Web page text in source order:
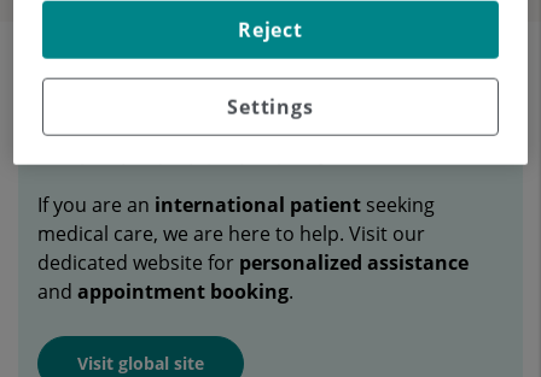
International Patients
If you are an international patient seeking
medical care, we are here to help. Visit our
dedicated website for personalized assistance
and appointment booking.
Visit global site
Settings
Reject